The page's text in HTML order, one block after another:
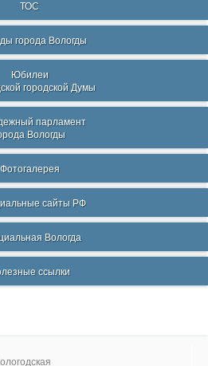
ТОС
города Вологды
Юбилеи
городской Думы
парламент
Вологды
Фотогалерея
сайты РФ
Вологда
ссылки